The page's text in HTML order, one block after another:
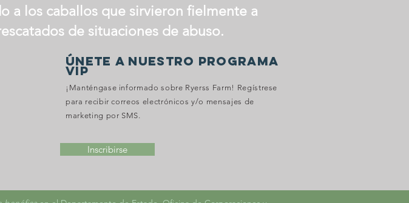
a los caballos que sirvieron fielmente a
de situaciones de abuso.
ÚNETE A NUESTRO PROGRAMA
VIP
¡Manténgase informado sobre Ryerss Farm! Regístrese
para recibir correos electrónicos y/o mensajes de
marketing por SMS.
Inscribirse